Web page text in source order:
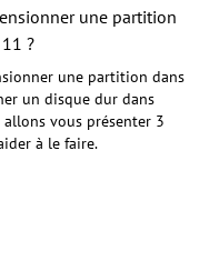
une partition
?
une partition dans
un disque dur dans
vous présenter 3
à le faire.